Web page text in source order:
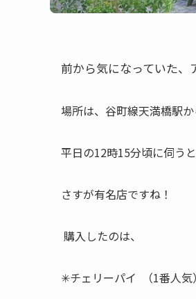
前から気になっていた、
場所は、谷町線天満橋駅
平日の12時15分頃に伺う
さすが有名店ですね！
購入したのは、
✳︎チェリーパイ （1番人気）